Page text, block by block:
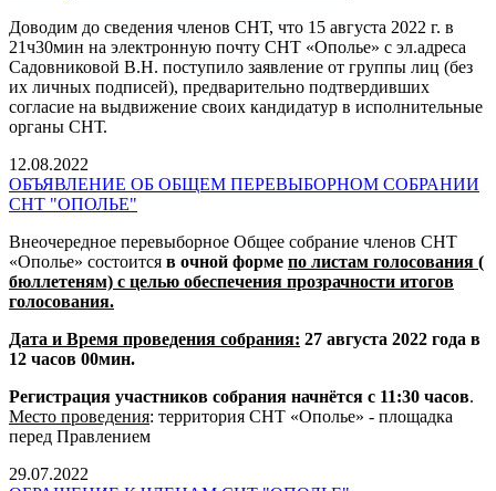
Доводим до сведения членов СНТ, что 15 августа 2022 г. в
21ч30мин на электронную почту СНТ «Ополье» с эл.адреса
Садовниковой В.Н. поступило заявление от группы лиц (без
их личных подписей), предварительно подтвердивших
согласие на выдвижение своих кандидатур в исполнительные
органы СНТ.
12.08.2022
ОБЪЯВЛЕНИЕ ОБ ОБЩЕМ ПЕРЕВЫБОРНОМ СОБРАНИИ
СНТ "ОПОЛЬЕ"
Внеочередное перевыборное Общее собрание членов СНТ
«Ополье» состоится в очной форме по листам голосования (
бюллетеням) с целью обеспечения прозрачности итогов
голосования.
Дата и Время проведения собрания: 27 августа 2022 года в
12 часов 00мин.
Регистрация участников собрания начнётся с 11:30 часов.
Место проведения: территория СНТ «Ополье» - площадка
перед Правлением
29.07.2022